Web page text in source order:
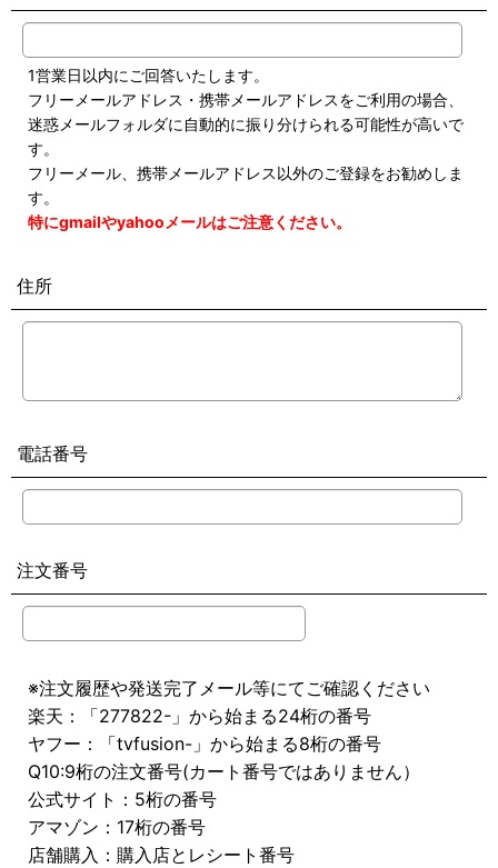
1営業日以内にご回答いたします。
フリーメールアドレス・携帯メールアドレスをご利用の場合、
迷惑メールフォルダに自動的に振り分けられる可能性が高いで
す。
フリーメール、携帯メールアドレス以外のご登録をお勧めしま
す。
特にgmailやyahooメールはご注意ください。
住所
電話番号
注文番号
※注文履歴や発送完了メール等にてご確認ください
楽天：「277822-」から始まる24桁の番号
ヤフー：「tvfusion-」から始まる8桁の番号
Q10:9桁の注文番号(カート番号ではありません）
公式サイト：5桁の番号
アマゾン：17桁の番号
店舗購入：購入店とレシート番号